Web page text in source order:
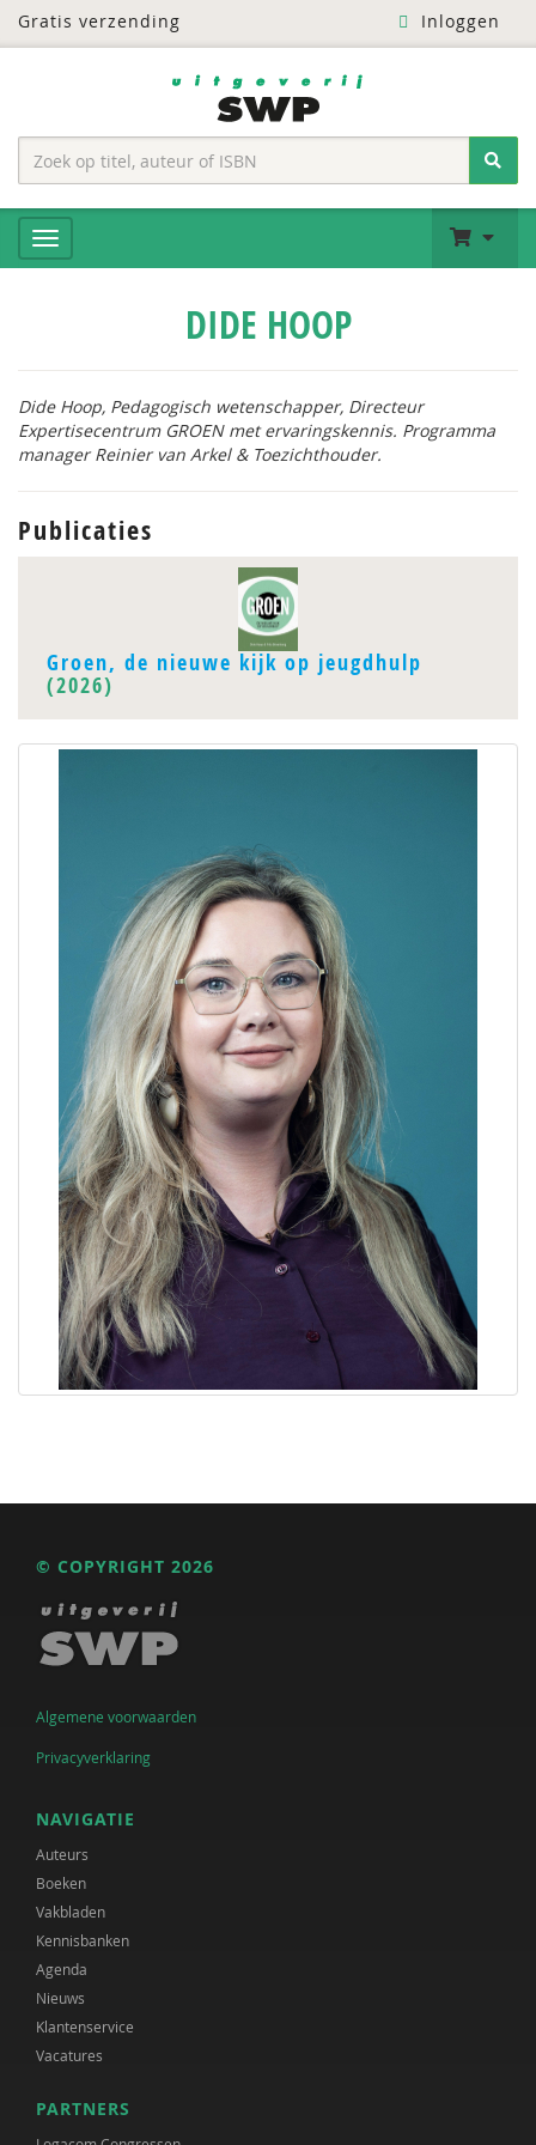
Gratis verzending Inloggen
DIDE HOOP
Dide Hoop, Pedagogisch wetenschapper, Directeur
Expertisecentrum GROEN met ervaringskennis. Programma
manager Reinier van Arkel & Toezichthouder.
Publicaties
Groen, de nieuwe kijk op jeugdhulp
(2026)
© COPYRIGHT 2026
Algemene voorwaarden
Privacyverklaring
NAVIGATIE
Auteurs
Boeken
Vakbladen
Kennisbanken
Agenda
Nieuws
Klantenservice
Vacatures
PARTNERS